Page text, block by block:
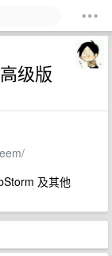
级版
及其他